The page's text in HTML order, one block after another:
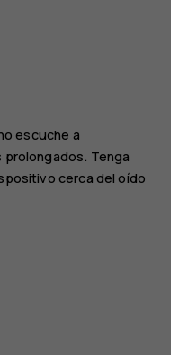
escuche a
Tenga
cerca del oído